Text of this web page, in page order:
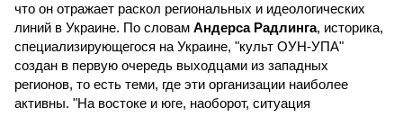
что он отражает раскол региональных и идеологических
линий в Украине. По словам Андерса Радлинга, историка,
специализирующегося на Украине, "культ ОУН-УПА"
создан в первую очередь выходцами из западных
регионов, то есть теми, где эти организации наиболее
активны. "На востоке и юге, наоборот, ситуация